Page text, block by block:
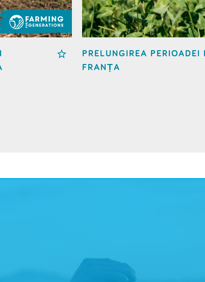
PRELUNGIREA
FRANȚA